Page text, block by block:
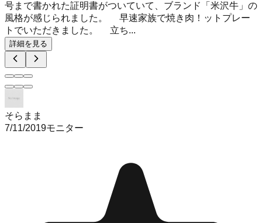
号まで書かれた証明書がついていて、ブランド「米沢牛」の
風格が感じられました。 早速家族で焼き肉！ットプレー
トでいただきました。 立ち...
詳細を見る
そらまま
7/11/2019モニター